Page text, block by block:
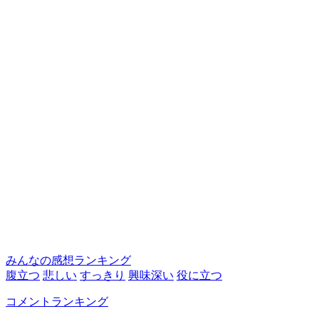
みんなの感想ランキング
腹立つ 悲しい すっきり 興味深い 役に立つ
コメントランキング